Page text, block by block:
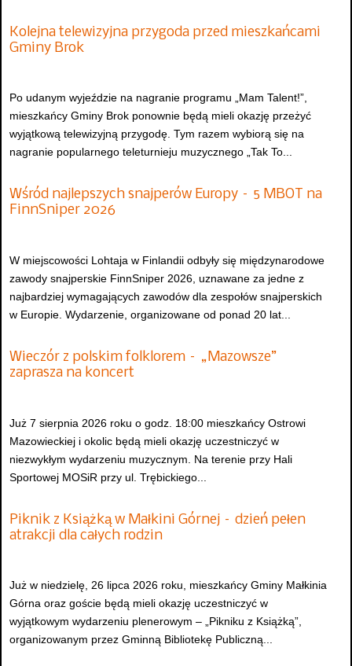
Kolejna telewizyjna przygoda przed mieszkańcami
Gminy Brok
Po udanym wyjeździe na nagranie programu „Mam Talent!”,
mieszkańcy Gminy Brok ponownie będą mieli okazję przeżyć
wyjątkową telewizyjną przygodę. Tym razem wybiorą się na
nagranie popularnego teleturnieju muzycznego „Tak To...
Wśród najlepszych snajperów Europy – 5 MBOT na
FinnSniper 2026
W miejscowości Lohtaja w Finlandii odbyły się międzynarodowe
zawody snajperskie FinnSniper 2026, uznawane za jedne z
najbardziej wymagających zawodów dla zespołów snajperskich
w Europie. Wydarzenie, organizowane od ponad 20 lat...
Wieczór z polskim folklorem – „Mazowsze”
zaprasza na koncert
Już 7 sierpnia 2026 roku o godz. 18:00 mieszkańcy Ostrowi
Mazowieckiej i okolic będą mieli okazję uczestniczyć w
niezwykłym wydarzeniu muzycznym. Na terenie przy Hali
Sportowej MOSiR przy ul. Trębickiego...
Piknik z Książką w Małkini Górnej – dzień pełen
atrakcji dla całych rodzin
Już w niedzielę, 26 lipca 2026 roku, mieszkańcy Gminy Małkinia
Górna oraz goście będą mieli okazję uczestniczyć w
wyjątkowym wydarzeniu plenerowym – „Pikniku z Książką”,
organizowanym przez Gminną Bibliotekę Publiczną...